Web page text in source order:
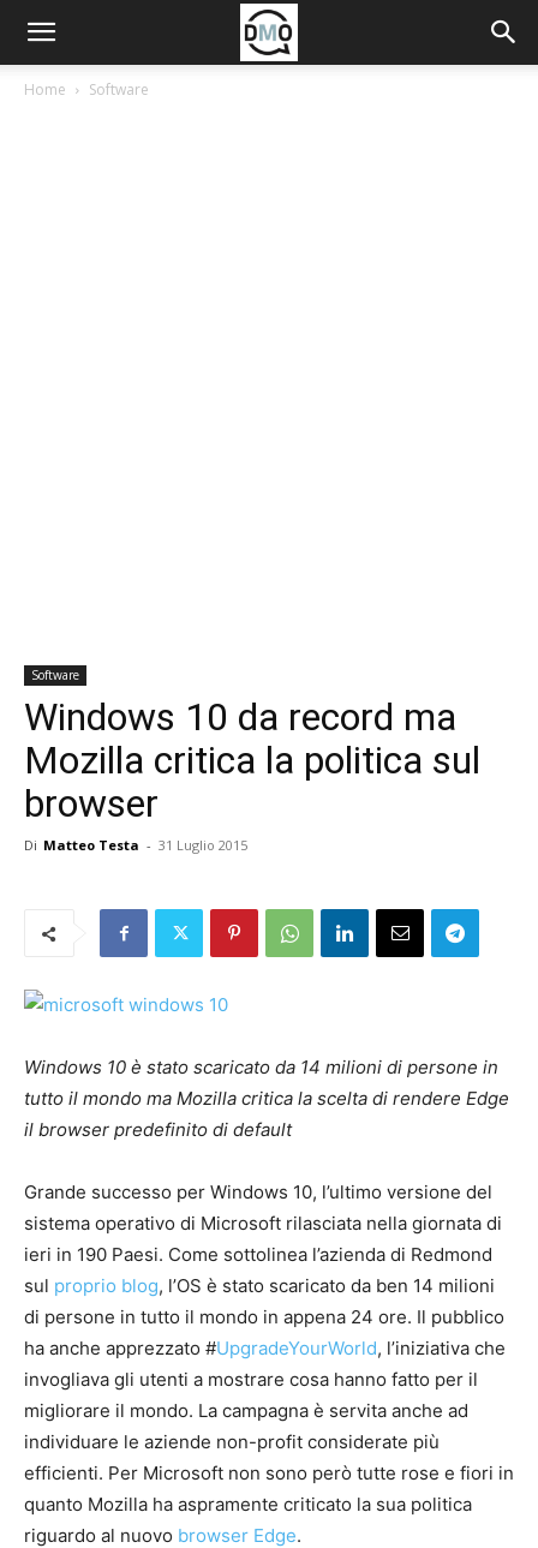
Home Software
Software
Windows 10 da record ma
Mozilla critica la politica sul
browser
Di Matteo Testa - 31 Luglio 2015
Windows 10 è stato scaricato da 14 milioni di persone in
tutto il mondo ma Mozilla critica la scelta di rendere Edge
il browser predefinito di default
Grande successo per Windows 10, l’ultimo versione del
sistema operativo di Microsoft rilasciata nella giornata di
ieri in 190 Paesi. Come sottolinea l’azienda di Redmond
sul proprio blog, l’OS è stato scaricato da ben 14 milioni
di persone in tutto il mondo in appena 24 ore. Il pubblico
ha anche apprezzato #UpgradeYourWorld, l’iniziativa che
invogliava gli utenti a mostrare cosa hanno fatto per il
migliorare il mondo. La campagna è servita anche ad
individuare le aziende non-profit considerate più
efficienti. Per Microsoft non sono però tutte rose e fiori in
quanto Mozilla ha aspramente criticato la sua politica
riguardo al nuovo browser Edge.